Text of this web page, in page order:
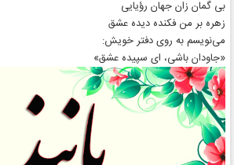
بی گمان زان جهان رؤیایی
زهره بر من فکنده دیده عشق
می‌نویسم به روی دفتر خویش:
«جاودان باشی، ای سپیده عشق»